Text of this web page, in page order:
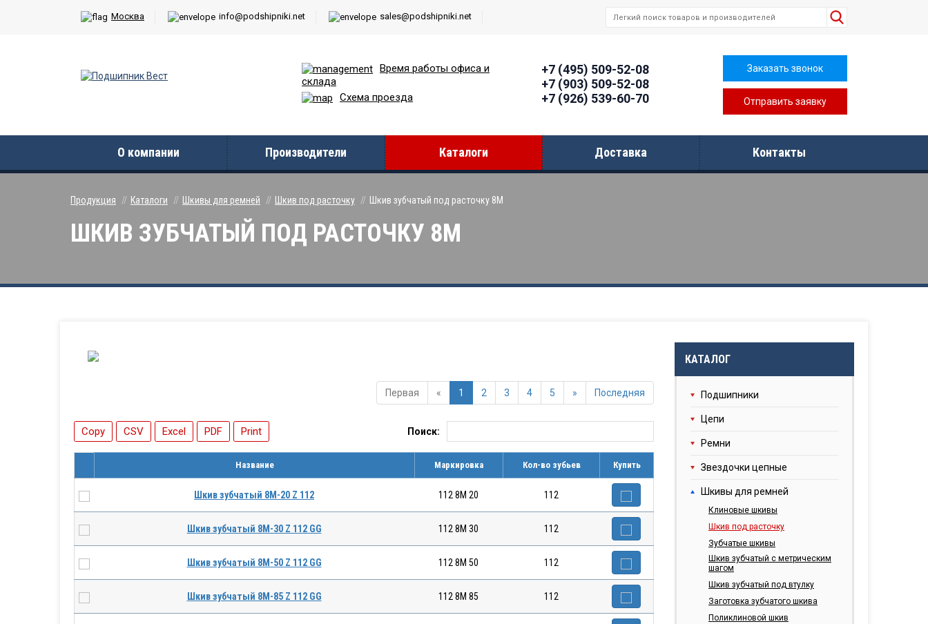
Москва info@podshipniki.net sales@podshipniki.net
Время работы офиcа и
склада
Схема проезда
+7 (495) 509-52-08
+7 (903) 509-52-08
+7 (926) 539-60-70
Заказать звонок
Отправить заявку
О компании Производители Каталоги Доставка Контакты
Продукция Каталоги Шкивы для ремней Шкив под расточку Шкив зубчатый под расточку 8M
ШКИВ ЗУБЧАТЫЙ ПОД РАСТОЧКУ 8M
Первая « 1 2 3 4 5 » Последняя
Copy CSV Excel PDF Print Поиск:
Название Маркировка Кол-во зубьев Купить
Шкив зубчатый 8M-20 Z 112 112 8M 20 112
Шкив зубчатый 8M-30 Z 112 GG 112 8M 30 112
Шкив зубчатый 8M-50 Z 112 GG 112 8M 50 112
Шкив зубчатый 8M-85 Z 112 GG 112 8M 85 112
КАТАЛОГ
Подшипники
Цепи
Ремни
Звездочки цепные
Шкивы для ремней
Клиновые шкивы
Шкив под расточку
Зубчатые шкивы
Шкив зубчатый с метрическим
шагом
Шкив зубчатый под втулку
Заготовка зубчатого шкива
Поликлиновой шкив